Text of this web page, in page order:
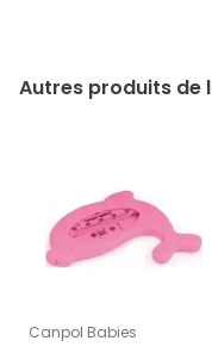
Autres produits de
Canpol Babies